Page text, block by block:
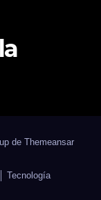
de Themeansar
Tecnología